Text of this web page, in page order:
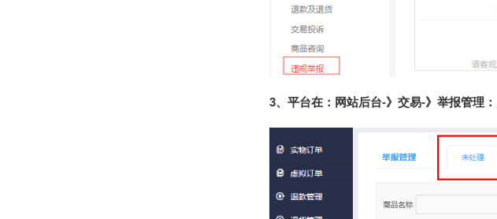
3、平台在：网站后台-》交易-》举报管理：